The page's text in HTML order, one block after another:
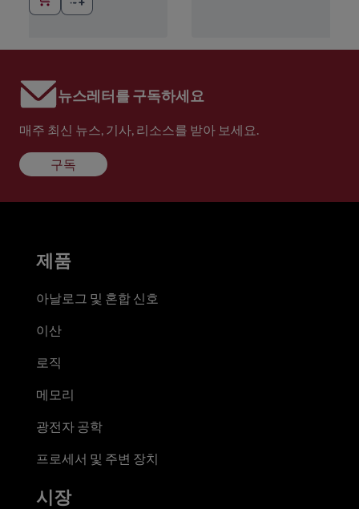
뉴스레터를 구독하세요
매주 최신 뉴스, 기사, 리소스를 받아 보세요.
구독
제품
아날로그 및 혼합 신호
이산
로직
메모리
광전자 공학
프로세서 및 주변 장치
시장